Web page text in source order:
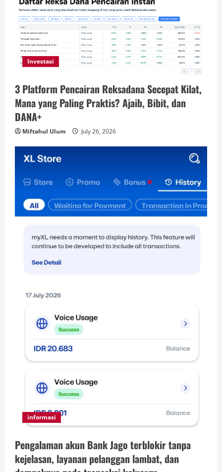
Investasi
3 Platform Pencairan Reksadana Secepat Kilat,
Mana yang Paling Praktis? Ajaib, Bibit, dan
DANA+
Miftahul Ulum July 26, 2026
informasi
Pengalaman akun Bank Jago terblokir tanpa
kejelasan, layanan pelanggan lambat, dan